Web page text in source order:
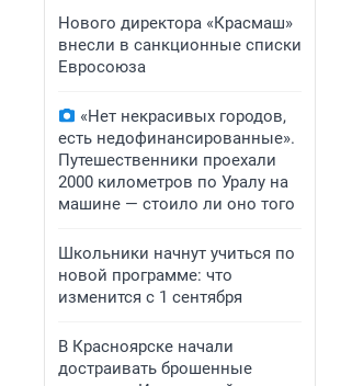
Нового директора «Красмаш»
внесли в санкционные списки
Евросоюза
«Нет некрасивых городов,
есть недофинансированные».
Путешественники проехали
2000 километров по Уралу на
машине — стоило ли оно того
Школьники начнут учиться по
новой программе: что
изменится с 1 сентября
В Красноярске начали
достраивать брошенные